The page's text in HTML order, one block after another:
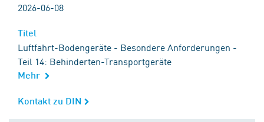
2026-06-08
Titel
Luftfahrt-Bodengeräte - Besondere Anforderungen -
Teil 14: Behinderten-Transportgeräte
Mehr
Kontakt zu DIN
Kontakt zu DIN